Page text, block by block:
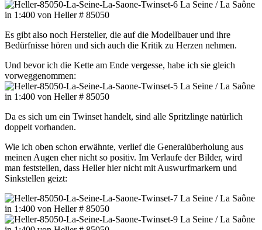
Es gibt also noch Hersteller, die auf die Modellbauer und ihre
Bedürfnisse hören und sich auch die Kritik zu Herzen nehmen.
Und bevor ich die Kette am Ende vergesse, habe ich sie gleich
vorweggenommen:
Da es sich um ein Twinset handelt, sind alle Spritzlinge natürlich
doppelt vorhanden.
Wie ich oben schon erwähnte, verlief die Generalüberholung aus
meinen Augen eher nicht so positiv. Im Verlaufe der Bilder, wird
man feststellen, dass Heller hier nicht mit Auswurfmarkern und
Sinkstellen geizt: